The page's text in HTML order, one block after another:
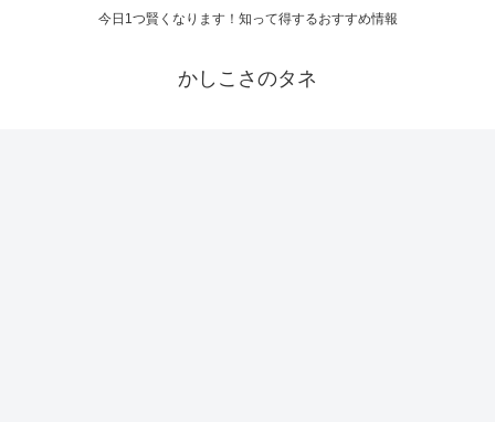
今日1つ賢くなります！知って得するおすすめ情報
かしこさのタネ